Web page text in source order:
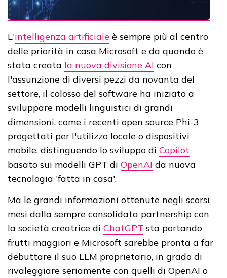
L'intelligenza artificiale è sempre più al centro
delle priorità in casa Microsoft e da quando è
stata creata la nuova divisione AI con
l'assunzione di diversi pezzi da novanta del
settore, il colosso del software ha iniziato a
sviluppare modelli linguistici di grandi
dimensioni, come i recenti open source Phi-3
progettati per l'utilizzo locale o dispositivi
mobile, distinguendo lo sviluppo di Copilot
basato sui modelli GPT di OpenAI da nuova
tecnologia 'fatta in casa'.
Ma le grandi informazioni ottenute negli scorsi
mesi dalla sempre consolidata partnership con
la società creatrice di ChatGPT sta portando
frutti maggiori e Microsoft sarebbe pronta a far
debuttare il suo LLM proprietario, in grado di
rivaleggiare seriamente con quelli di OpenAI o